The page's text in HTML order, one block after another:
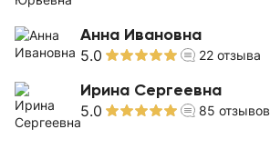
Анна Ивановна
5.0 22 отзыва
Ирина Сергеевна
5.0 85 отзывов